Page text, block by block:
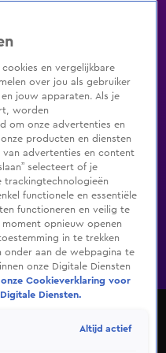
Zenders Genres
De Bondgenoten
Miliano over zijn gemiste
en vergelijkbare
over jou als gebruiker
jouw apparaten. Als je
worden
om onze advertenties en
producten en diensten
advertenties en content
selecteert of je
functionele en essentiële
functioneren en veilig te
opnieuw openen
in te trekken
onder aan de webpagina te
onze Digitale Diensten
onze Cookieverklaring voor
Diensten.
Altijd actief